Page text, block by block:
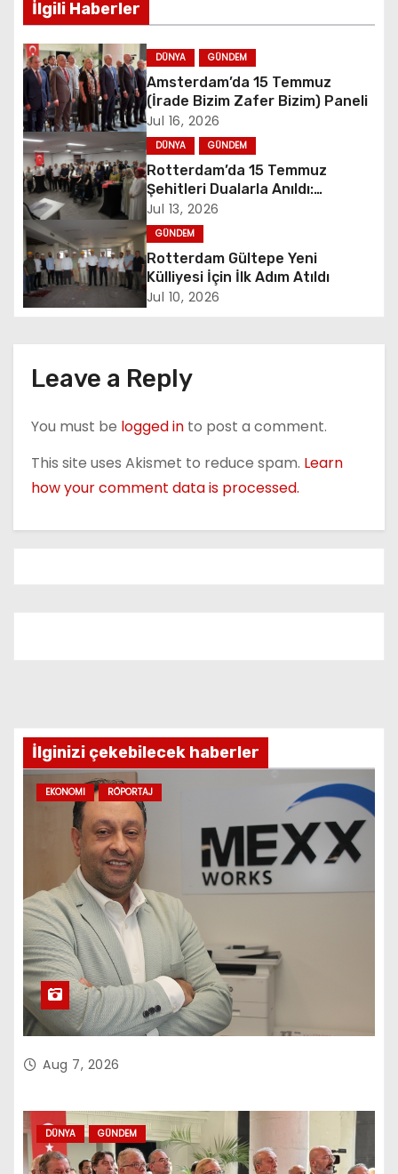
t
n
a
v
i
g
a
t
o
İlgili Haberler
DÜNYA GÜNDEM
Amsterdam’da 15 Temmuz
(İrade Bizim Zafer Bizim) Paneli
Jul 16, 2026
DÜNYA GÜNDEM
Rotterdam’da 15 Temmuz
Şehitleri Dualarla Anıldı:
“Demokrasiye Sahip Çıkmanın
Sembolü”
Jul 13, 2026
GÜNDEM
Rotterdam Gültepe Yeni
Külliyesi İçin İlk Adım Atıldı
Jul 10, 2026
Leave a Reply
You must be logged in to post a comment.
This site uses Akismet to reduce spam. Learn
how your comment data is processed.
İlginizi çekebilecek haberler
EKONOMI RÖPORTAJ
Aug 7, 2026
DÜNYA GÜNDEM